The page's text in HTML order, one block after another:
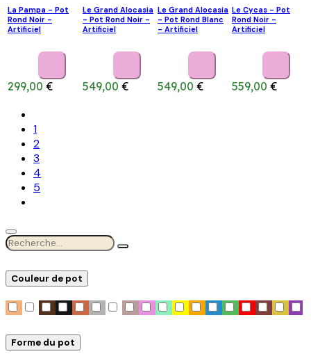
La Pampa - Pot
Rond Noir -
Artificiel
299,00 €
Le Grand Alocasia
- Pot Rond Noir -
Artificiel
549,00 €
Le Grand Alocasia
- Pot Rond Blanc
- Artificiel
549,00 €
Le Cycas - Pot
Rond Noir -
Artificiel
559,00 €
1
2
3
4
5
Couleur de pot
Forme du pot